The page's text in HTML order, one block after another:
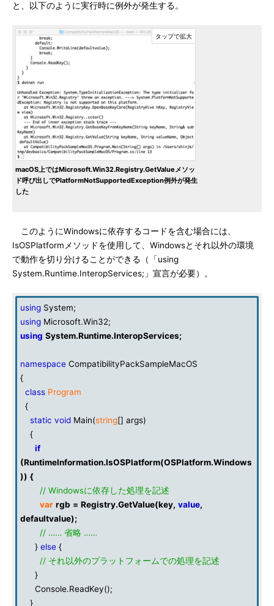
と、以下のように実行時に例外が発生する。
macOS上ではMicrosoft.Win32.Registry.GetValueメソッ
ド呼び出しでPlatformNotSupportedException例外が発生
した
このようにWindowsに依存するコードを含む場合には、
IsOSPlatformメソッドを使用して、Windowsとそれ以外の環境
で動作を切り分けることができる（「using
System.Runtime.InteropServices;」宣言が必要）。
using System;
using Microsoft.Win32;
using System.Runtime.InteropServices;
namespace CompatibilityPackSampleMacOS
{
class Program
{
static void Main(string[] args)
{
if
(RuntimeInformation.IsOSPlatform(OSPlatform.Windows
)) {
// Windowsに依存した処理を記述
var rgb = Registry.GetValue(key, value,
defaultvalue);
// …… 省略 ……
} else {
// それ以外のプラットフォームでの処理を記述
}
Console.ReadKey();
}